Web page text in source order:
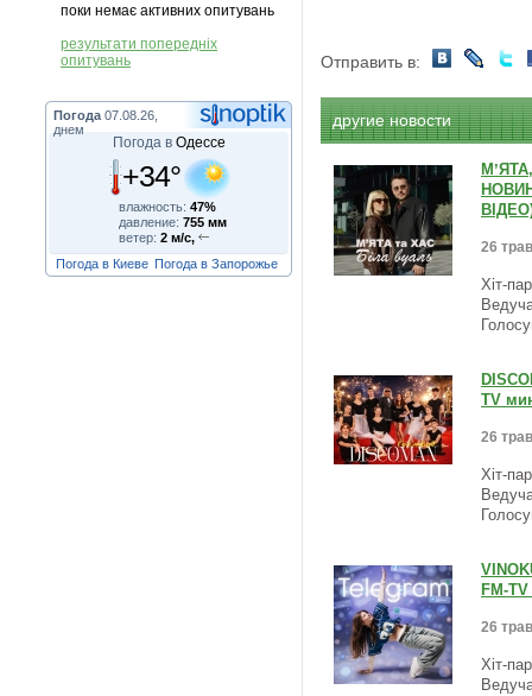
поки немає активних опитувань
результати попередніх
опитувань
Погода 07.08.26,
днем
Погода в Одессе
+34°
влажность: 47%
давление: 755 мм
ветер: 2 м/с,
Погода в Киеве Погода в Запорожье
Отправить в:
другие новости
26
Хіт-
TV
26
Хіт-
FM-
26
Хіт-